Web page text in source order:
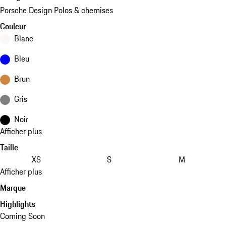
Porsche Design Polos & chemises
Couleur
Blanc
Bleu
Brun
Gris
Noir
Afficher plus
Taille
XS
S
M
Afficher plus
Marque
Highlights
Coming Soon